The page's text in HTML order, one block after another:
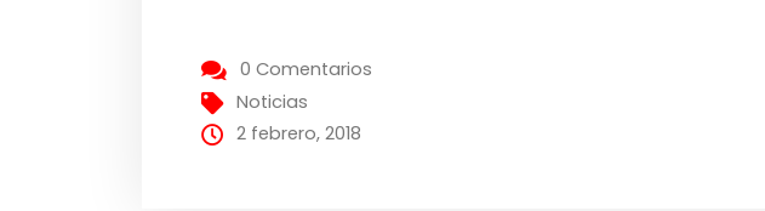
0 Comentarios
Noticias
2 febrero, 2018